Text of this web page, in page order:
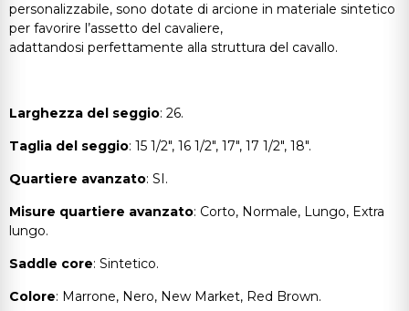
personalizzabile, sono dotate di arcione in materiale sintetico
per favorire l’assetto del cavaliere,
adattandosi perfettamente alla struttura del cavallo.
Larghezza del seggio: 26.
Taglia del seggio: 15 1/2", 16 1/2", 17", 17 1/2", 18".
Quartiere avanzato: SI.
Misure quartiere avanzato: Corto, Normale, Lungo, Extra
lungo.
Saddle core: Sintetico.
Colore: Marrone, Nero, New Market, Red Brown.